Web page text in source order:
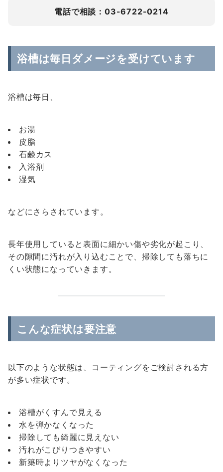
電話で相談：03-6722-0214
浴槽は毎日ダメージを受けています
浴槽は毎日、
お湯
皮脂
石鹸カス
入浴剤
湿気
などにさらされています。
長年使用していると表面に細かい傷や劣化が起こり、
その隙間に汚れが入り込むことで、掃除しても落ちに
くい状態になっていきます。
こんな症状は要注意
以下のような状態は、コーティングをご検討される方
が多い症状です。
浴槽がくすんで見える
水を弾かなくなった
掃除しても綺麗に見えない
汚れがこびりつきやすい
新築時よりツヤがなくなった